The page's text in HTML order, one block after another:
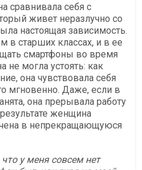
сравнивала себя с
живет неразлучно со
настоящая зависимость.
в старших классах, и в ее
смартфоны во время
не могла устоять: как
она чувствовала себя
мгновенно. Даже, если в
она прерывала работу
женщина
в непрекращающуюся
у меня совсем нет